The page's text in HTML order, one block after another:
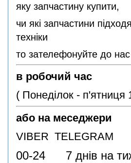
яку запчастину купити,
чи які запчастини
техніки
то зателефонуйте до
в робочий час
( Понеділок - п'ятниця
або на меседжери
VIBER TELEGRAM
00-24 7 днів на